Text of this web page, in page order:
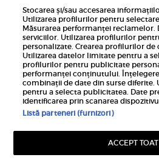
Libertatea
Viva
Libertatea pentru femei
Avantaje
Stocarea și/sau accesarea
Utilizarea profilurilor pentru
Măsurarea performanței reclamelor.
serviciilor. Utilizarea profilurilor
personalizate. Crearea profilurilor
Utilizarea datelor limitate pentru a
profilurilor pentru publicitate
performanței conținutului.
combinații de date din surse diferite.
pentru a selecta publicitatea. Date
identificarea prin scanarea
Listă parteneri (furnizori)
ACCEPT